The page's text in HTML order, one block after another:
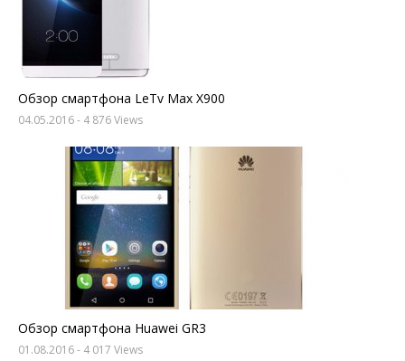
Обзор смартфона LeTv Max X900
04.05.2016- 4 876 Views
Обзор смартфона Huawei GR3
01.08.2016- 4 017 Views